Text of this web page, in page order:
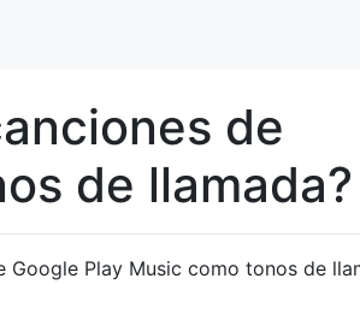
de
de llamada?
Google Play Music como tonos de